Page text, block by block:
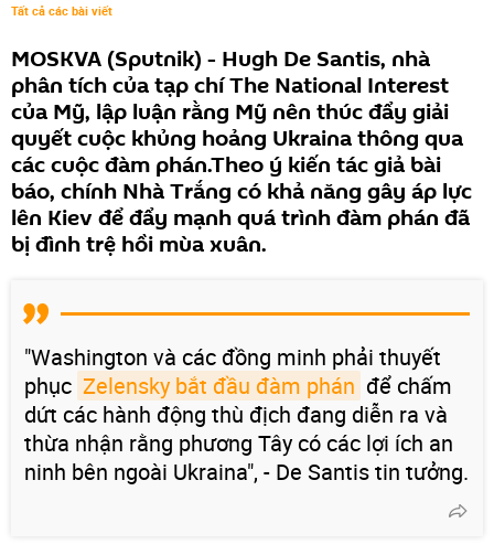
Tất cả các bài viết
MOSKVA (Sputnik) - Hugh De Santis, nhà
phân tích của tạp chí The National Interest
của Mỹ, lập luận rằng Mỹ nên thúc đẩy giải
quyết cuộc khủng hoảng Ukraina thông qua
các cuộc đàm phán.Theo ý kiến tác giả bài
báo, chính Nhà Trắng có khả năng gây áp lực
lên Kiev để đẩy mạnh quá trình đàm phán đã
bị đình trệ hồi mùa xuân.
"Washington và các đồng minh phải thuyết
phục Zelensky bắt đầu đàm phán để chấm
dứt các hành động thù địch đang diễn ra và
thừa nhận rằng phương Tây có các lợi ích an
ninh bên ngoài Ukraina", - De Santis tin tưởng.